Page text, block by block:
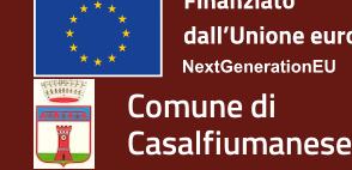
Comune di
Casalfiumanese